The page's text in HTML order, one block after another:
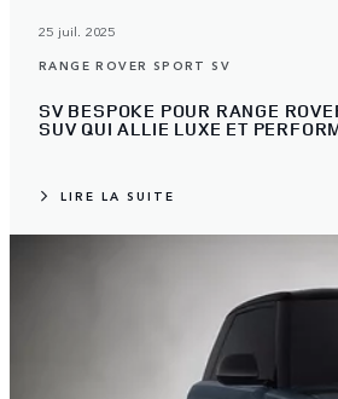
25 juil. 2025
RANGE ROVER SPORT SV
SV BESPOKE POUR RANGE
SUV QUI ALLIE LUXE ET
LIRE LA SUITE